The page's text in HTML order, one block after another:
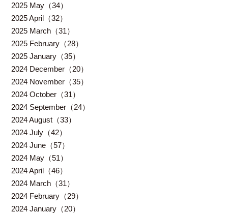
2025 May（34）
2025 April（32）
2025 March（31）
2025 February（28）
2025 January（35）
2024 December（20）
2024 November（35）
2024 October（31）
2024 September（24）
2024 August（33）
2024 July（42）
2024 June（57）
2024 May（51）
2024 April（46）
2024 March（31）
2024 February（29）
2024 January（20）